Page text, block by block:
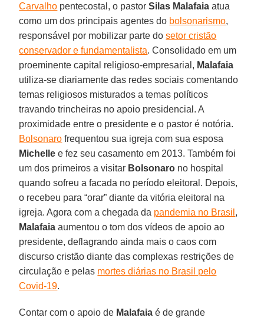
Carvalho pentecostal, o pastorSilas Malafaia atua
como um dos principais agentes do bolsonarismo,
responsável por mobilizar parte dosetor cristão
conservador e fundamentalista. Consolidado em um
proeminente capital religioso-empresarial, Malafaia
utiliza-se diariamente das redes sociais comentando
temas religiosos misturados a temas políticos
travando trincheiras no apoio presidencial. A
proximidade entre o presidente e o pastor é notória.
Bolsonaro frequentou sua igreja com sua esposa
Michelle e fez seu casamento em 2013. Também foi
um dos primeiros a visitar Bolsonaro no hospital
quando sofreu a facada no período eleitoral. Depois,
o recebeu para “orar” diante da vitória eleitoral na
igreja. Agora com a chegada da pandemia no Brasil ,
Malafaia aumentou o tom dos vídeos de apoio ao
presidente, deflagrando ainda mais o caos com
discurso cristão diante das complexas restrições de
circulação e pelas mortes diárias no Brasil pelo
Covid-19.
Contar com o apoio de Malafaia é de grande